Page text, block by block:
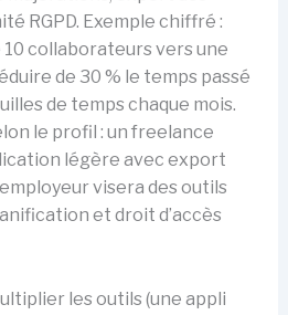
RGPD. Exemple chiffré :
10 collaborateurs vers une
de 30 % le temps passé
de temps chaque mois.
le profil : un freelance
légère avec export
visera des outils
et droit d’accès
les outils (une appli